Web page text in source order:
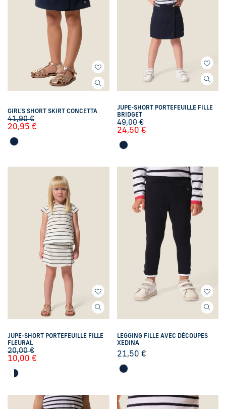
GIRL'S SHORT SKIRT CONCETTA
41,90€
20,95 €
JUPE-SHORT PORTEFEUILLE FILLE
BRIDGET
49,00€
24,50 €
JUPE-SHORT PORTEFEUILLE FILLE
FLEURAL
20,00€
10,00 €
LEGGING FILLE AVEC DÉCOUPES
XEDINA
21,50 €